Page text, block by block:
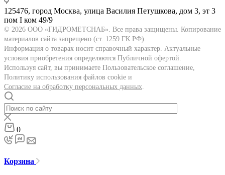
125476, город Москва, улица Василия Петушкова, дом 3, эт 3
пом I ком 49/9
© 2026 ООО «ГИДРОМЕТСНАБ». Все права защищены. Копирование
материалов сайта запрещено (ст. 1259 ГК РФ).
Информация о товарах носит справочный характер. Актуальные
условия приобретения определяются Публичной офертой.
Используя сайт, вы принимаете Пользовательское соглашение,
Политику использования файлов cookie и
Согласие на обработку персональных данных
0
Корзина